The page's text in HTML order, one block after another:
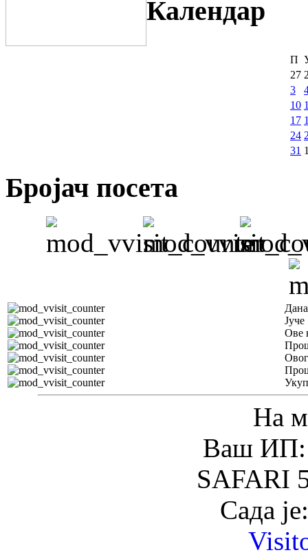
Календар
П
27
3
10
17
24
31
Бројач посета
Јуче
Ове
На
Ваш ИП:
SAFARI
Сада